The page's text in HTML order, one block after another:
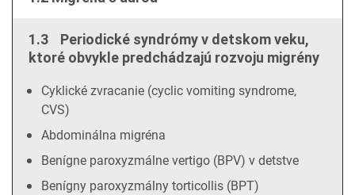
1.3 Periodické syndrómy v detskom veku,
ktoré obvykle predchádzajú rozvoju migrény
Cyklické zvracanie (cyclic vomiting syndrome,
CVS)
Abdominálna migréna
Benígne paroxyzmálne vertigo (BPV) v detstve
Benígny paroxyzmálny torticollis (BPT)